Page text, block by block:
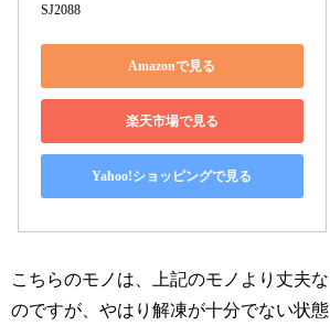
SJ2088
Amazonで見る
楽天市場で見る
Yahoo!ショッピングで見る
こちらのモノは、上記のモノより丈夫な
のですが、やはり解凍が十分でない状態